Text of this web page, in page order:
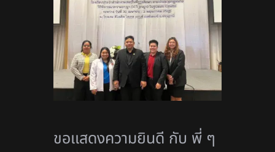
ขอเเสดงความยินดี กับ พี่ ๆ